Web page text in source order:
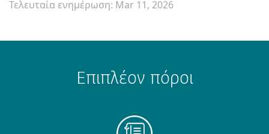
Τελευταία ενημέρωση: Mar 11, 2026
Επιπλέον πόροι